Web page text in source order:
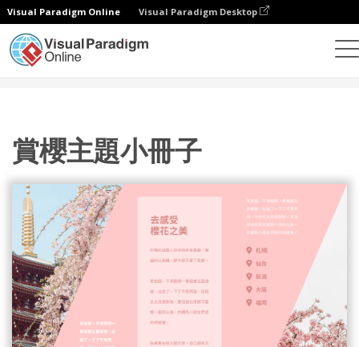
Visual Paradigm Online Visual Paradigm Desktop
賞櫻主題小冊子